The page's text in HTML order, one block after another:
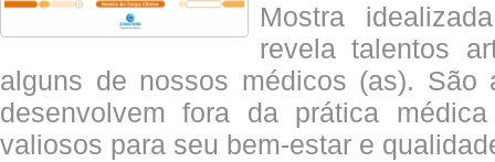
Mostra
revela talentos
alguns de nossos médicos (as). São
desenvolvem fora da prática
valiosos para seu bem-estar e